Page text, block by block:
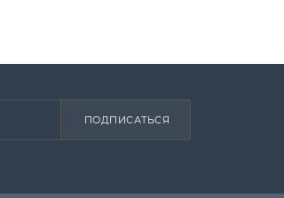
ПОДПИСАТЬСЯ